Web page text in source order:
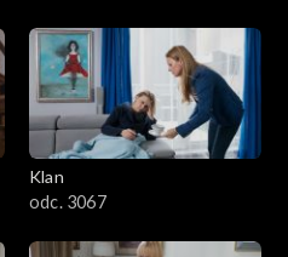
Klan
odc. 3067